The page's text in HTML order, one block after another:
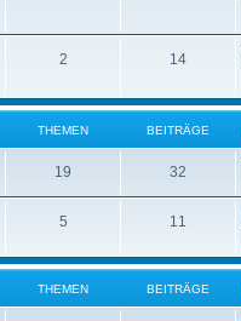
2 14
THEMEN BEITRÄGE
19 32
5 11
THEMEN BEITRÄGE